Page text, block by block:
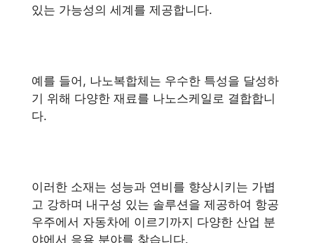
있는 가능성의 세계를 제공합니다.
예를 들어, 나노복합체는 우수한 특성을 달성하
기 위해 다양한 재료를 나노스케일로 결합합니
다.
이러한 소재는 성능과 연비를 향상시키는 가볍
고 강하며 내구성 있는 솔루션을 제공하여 항공
우주에서 자동차에 이르기까지 다양한 산업 분
야에서 응용 분야를 찾습니다.